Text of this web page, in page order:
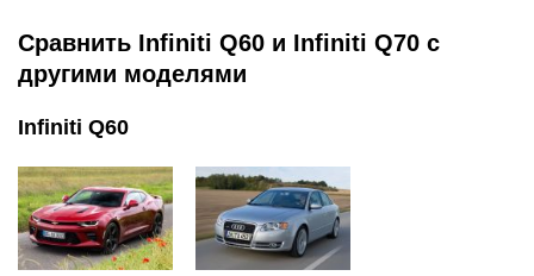
Сравнить Infiniti Q60 и Infiniti Q70 с
другими моделями
Infiniti Q60